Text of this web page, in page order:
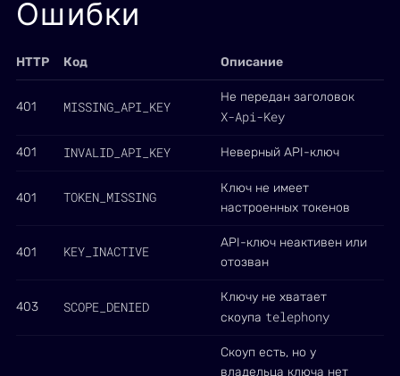
Ошибки
HTTP Код Описание
401 MISSING_API_KEY
Не передан заголовок
X-Api-Key
401 INVALID_API_KEY Неверный API-ключ
401 TOKEN_MISSING
Ключ не имеет
настроенных токенов
401 KEY_INACTIVE
API-ключ неактивен или
отозван
403 SCOPE_DENIED
Ключу не хватает
скоупа telephony
Скоуп есть, но у
владельца ключа нет